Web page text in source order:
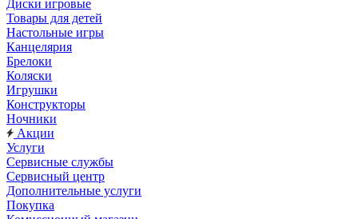
Диски игровые
Товары для детей
Настольные игры
Канцелярия
Брелоки
Коляски
Игрушки
Конструкторы
Ночники
Акции
Услуги
Сервисные службы
Сервисный центр
Дополнительные услуги
Покупка